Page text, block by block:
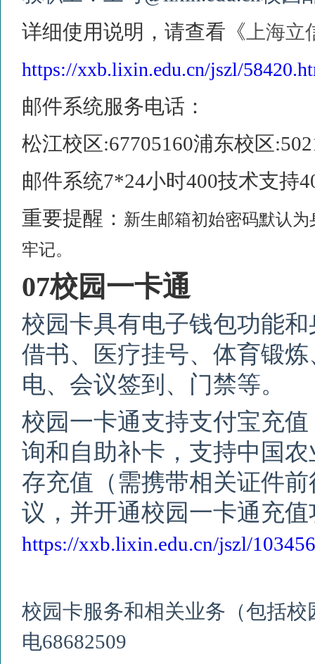
详细使用说明，请查看《 上海
https://xxb.lixin.edu.cn/jszl/
邮件系统服务电话：
松江校区:67705160浦东校区
邮件系统7*24小时400技术支持
重要提醒： 新生邮箱初始密码默认为
牢记。
07校园一卡通
校园卡具有电子钱包功能
借书、医疗挂号、体育锻
电、会议签到、门禁等。
校园一卡通支持支付宝充
询和自助补卡，支持中国
存充值（需携带相关证件
议，并开通校园一卡通充
https://xxb.lixin.edu.cn/jszl/
校园卡服务和相关业务（包括校
电68682509